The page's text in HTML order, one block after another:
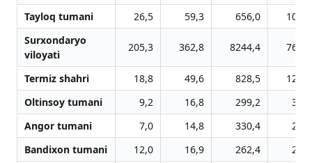
Tayloq tumani
26,5 59,3 656,0
105,5
Surxondaryo
viloyati
205,3 362,8 8244,4 764,5
Termiz shahri 18,8 49,6 828,5
122,3
Oltinsoy tumani
9,2 16,8 299,2
30,2
Angor tumani
7,0 14,8 330,4
26,2
Bandixon tumani
12,0 16,9 262,4
23,2